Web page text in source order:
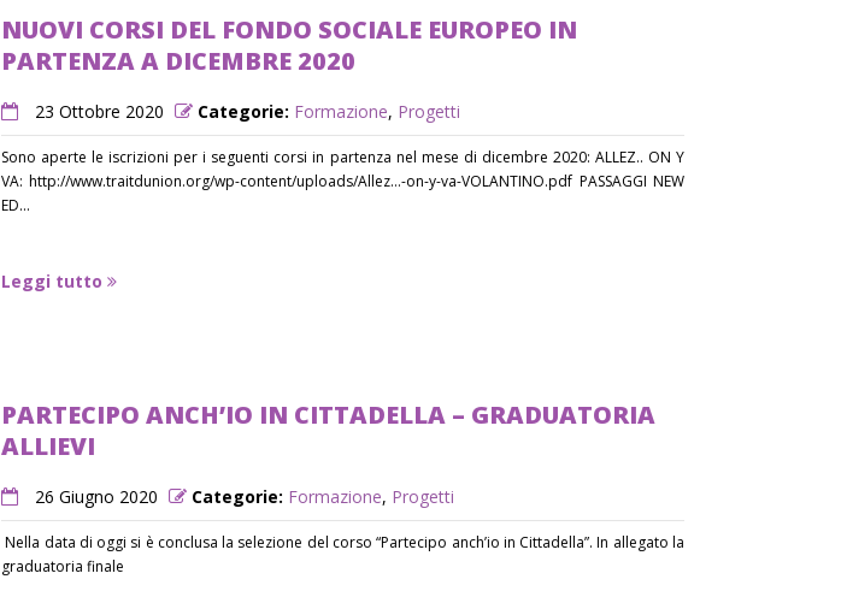
NUOVI CORSI DEL FONDO SOCIALE EUROPEO IN
PARTENZA A DICEMBRE 2020
23 Ottobre 2020 Categorie: Formazione, Progetti
Sono aperte le iscrizioni per i seguenti corsi in partenza nel mese di dicembre 2020: ALLEZ.. ON Y
VA: http://www.traitdunion.org/wp-content/uploads/Allez…-on-y-va-VOLANTINO.pdf PASSAGGI NEW
ED...
Leggi tutto
PARTECIPO ANCH’IO IN CITTADELLA – GRADUATORIA
ALLIEVI
26 Giugno 2020 Categorie: Formazione, Progetti
Nella data di oggi si è conclusa la selezione del corso “Partecipo anch’io in Cittadella”. In allegato la
graduatoria finale